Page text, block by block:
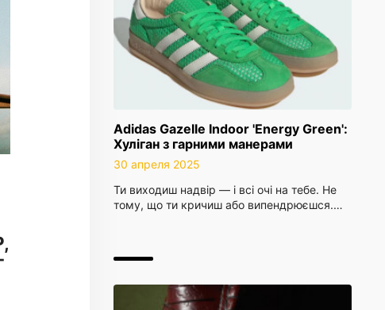
Adidas Gazelle Indoor 'Energy Green':
Хуліган з гарними манерами
30 апреля 2025
Ти виходиш надвір — і всі очі на тебе. Не
тому, що ти кричиш або випендрюєшся.…